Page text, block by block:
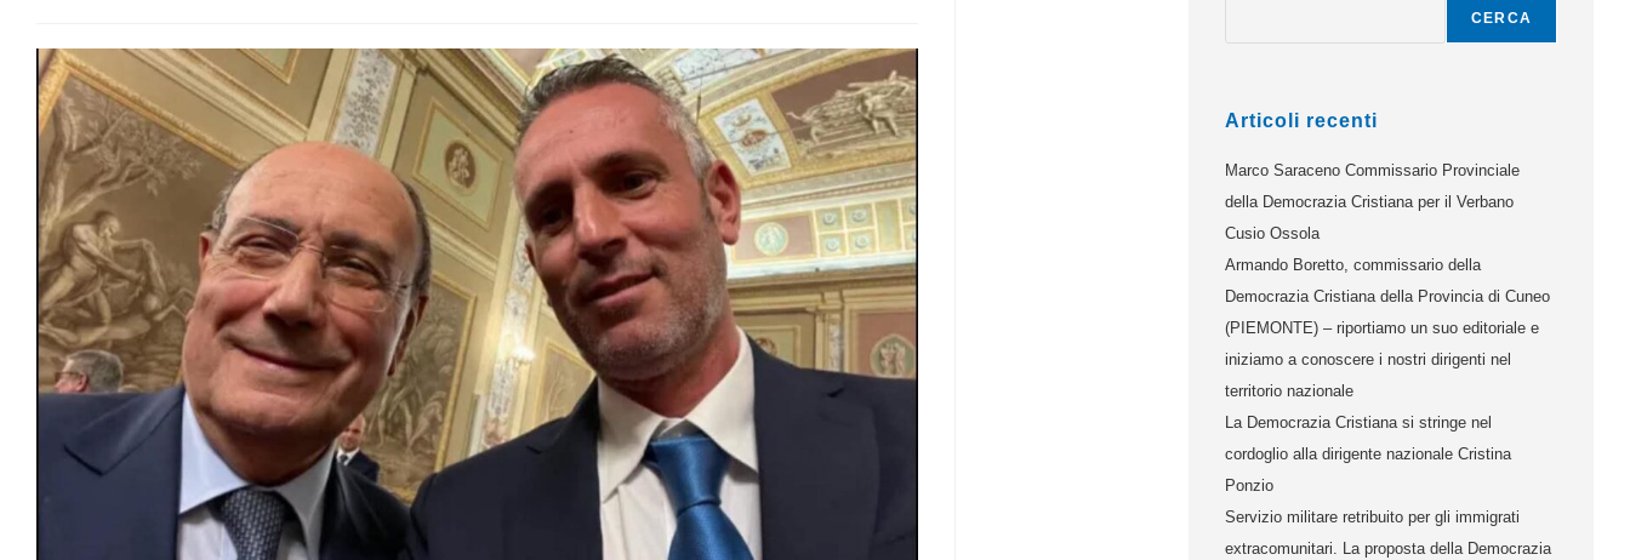
CERCA
Articoli recenti
Marco Saraceno Commissario Provinciale
della Democrazia Cristiana per il Verbano
Cusio Ossola
Armando Boretto, commissario della
Democrazia Cristiana della Provincia di Cuneo
(PIEMONTE) – riportiamo un suo editoriale e
iniziamo a conoscere i nostri dirigenti nel
territorio nazionale
La Democrazia Cristiana si stringe nel
cordoglio alla dirigente nazionale Cristina
Ponzio
Servizio militare retribuito per gli immigrati
extracomunitari. La proposta della Democrazia